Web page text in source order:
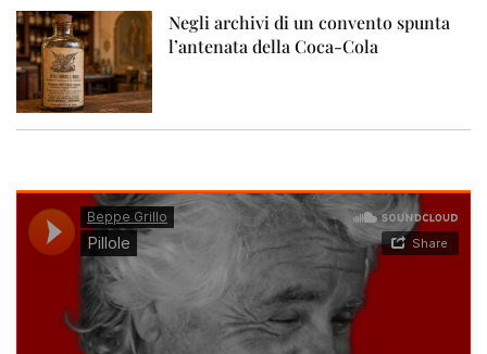
Negli archivi di un convento spunta
l’antenata della Coca-Cola